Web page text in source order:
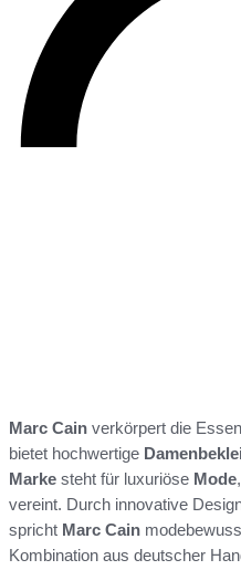
Marc Cain verkörpert die
bietet hochwertige
Marke steht für luxuriöse Mode
vereint. Durch innovative
spricht Marc Cain
Kombination aus deutscher